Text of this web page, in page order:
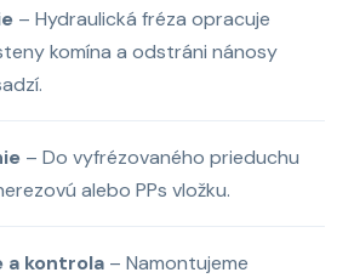
– Hydraulická fréza opracuje
komína a odstráni nánosy
– Do vyfrézovaného prieduchu
alebo PPs vložku.
a kontrola – Namontujeme